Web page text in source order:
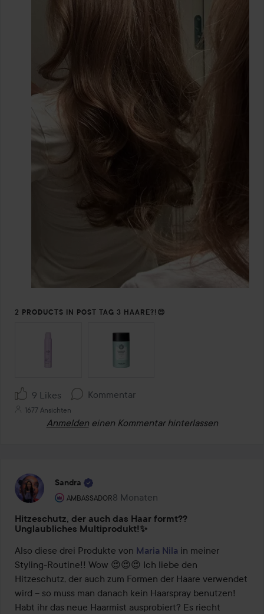
2 PRODUCTS IN POST TAG 3 HAARE?!😍
SEKTION ÜBERSPRINGEN
9 Likes Kommentar
1677 Ansichten
Anmelden einen Kommentar hinterlassen
Sandra
AMBASSADOR
Rolle des Benutzers: Ambassador.
8 Monaten
Der Beitrag wurde 8 Monaten
Hitzeschutz, der auch das Haar formt??
Unglaubliches Multiprodukt!✨
Also diese drei Produkte von Maria Nila in meiner
Styling-Routine!! Wow 😍😍😍 Ich liebe den
Hitzeschutz, der auch zum Formen der Haare verwendet
wird – so muss man danach kein Haarspray benutzen!
Habt ihr das neue Haarmist ausprobiert? Es riecht